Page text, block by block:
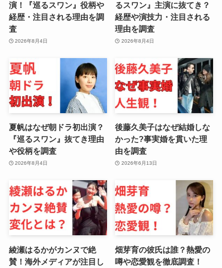
演！『巡るスワン』役柄や
経歴・注目される理由を調
査
2026年8月4日
るスワン』主演に抜てき？
経歴や演技力・注目される
理由を調査
2026年8月4日
夏帆はなぜ朝ドラ初出演？
『巡るスワン』抜てき理由
や役柄を調査
2026年8月4日
後藤久美子はなぜ結婚しな
かった?事実婚を貫いた理
由を調査
2026年6月13日
綾瀬はるかがカンヌで絶
賛！海外メディアが注目し
畑芽育の彼氏は誰？熱愛の
噂や恋愛観を徹底調査！